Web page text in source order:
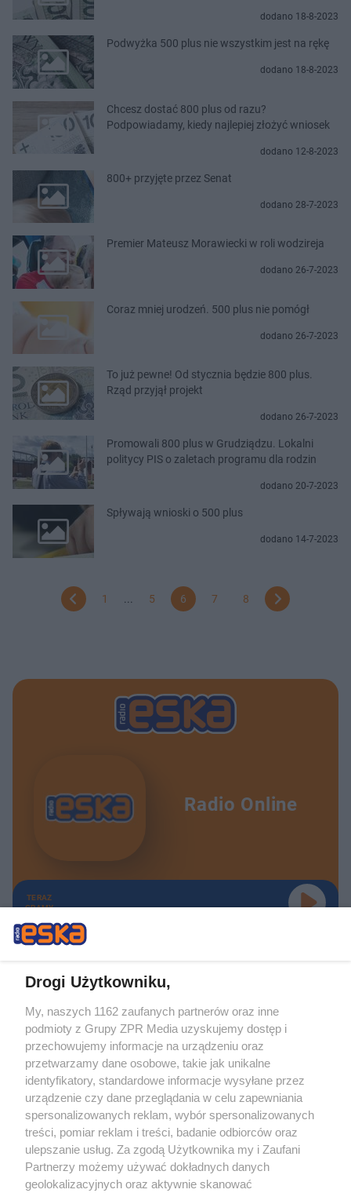
dodano 18-8-2023
Podwyżka 500 plus nie wszystkim jest na rękę
dodano 18-8-2023
Chcesz dostać 800 plus od razu?
Podpowiadamy, kiedy najlepiej złożyć wniosek
dodano 12-8-2023
800+ przyjęte przez Senat
dodano 28-7-2023
Premier Mateusz Morawiecki w roli wodzireja
dodano 26-7-2023
Coraz mniej urodzeń. 500 plus nie pomógł
dodano 26-7-2023
To już pewne! Od stycznia będzie 800 plus.
Rząd przyjął projekt
dodano 26-7-2023
Promowali 800 plus w Grudziądzu. Lokalni
politycy PIS o zaletach programu dla rodzin
dodano 20-7-2023
Spływają wnioski o 500 plus
dodano 14-7-2023
1 5 6 7 8
Radio Online
TERAZ
GRAMY
Żaden utwór zamieszczony w serwisie nie może być powielany i
rozpowszechniany lub dalej rozpowszechniany w jakikolwiek sposób (w
tym także elektroniczny lub mechaniczny) na jakimkolwiek polu
eksploatacji w jakiejkolwiek formie, włącznie z umieszczaniem w Internecie
bez pisemnej zgody właściciela praw. Jakiekolwiek użycie lub
wykorzystanie utworów w całości lub w części z naruszeniem prawa, tzn.
bez właściwej zgody, jest zabronione pod groźbą kary i może być ścigane
prawnie.
Drogi Użytkowniku,
My, naszych 1162 zaufanych partnerów oraz inne
podmioty z Grupy ZPR Media uzyskujemy dostęp i
przechowujemy informacje na urządzeniu oraz
przetwarzamy dane osobowe, takie jak unikalne
identyfikatory, standardowe informacje wysyłane przez
urządzenie czy dane przeglądania w celu zapewniania
spersonalizowanych reklam, wybór spersonalizowanych
treści, pomiar reklam i treści, badanie odbiorców oraz
ulepszanie usług. Za zgodą Użytkownika my i Zaufani
Partnerzy możemy używać dokładnych danych
geolokalizacyjnych oraz aktywnie skanować